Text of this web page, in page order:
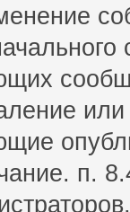
или
п.